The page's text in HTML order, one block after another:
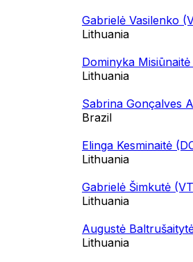
Gabrielė Vasilenko
Lithuania
Dominyka Misiūnaitė
Lithuania
Sabrina Gonçalves
Brazil
Elinga Kesminaitė
Lithuania
Gabrielė Šimkutė
Lithuania
Augustė
Lithuania